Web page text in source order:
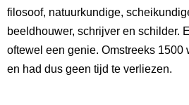
filosoof, natuurkundige,
beeldhouwer, schrijver en schilder.
oftewel een genie. Omstreeks 1500
en had dus geen tijd te verliezen.